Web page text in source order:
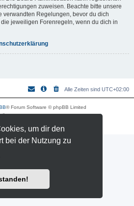
um dir den
bei der Nutzung zu
zuweisen. Beachte bitte unsere
verwandten Regelungen, bevor du dich
jeweiligen Forenregeln, wenn du dich in
Alle Zeiten sind UTC+02:00
® Forum Software © phpBB Limited
|Nutzungsbedingungen